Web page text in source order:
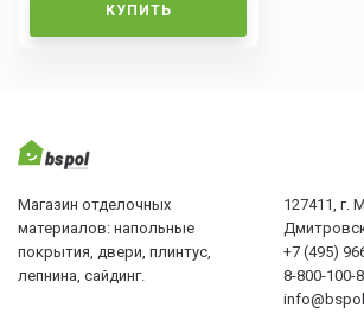
КУПИТЬ
Магазин отделочных
материалов: напольные
покрытия, двери, плинтус,
лепнина, сайдинг.
127411, г.
+7 (495)
8-800-100-